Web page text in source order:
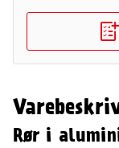
Rør i